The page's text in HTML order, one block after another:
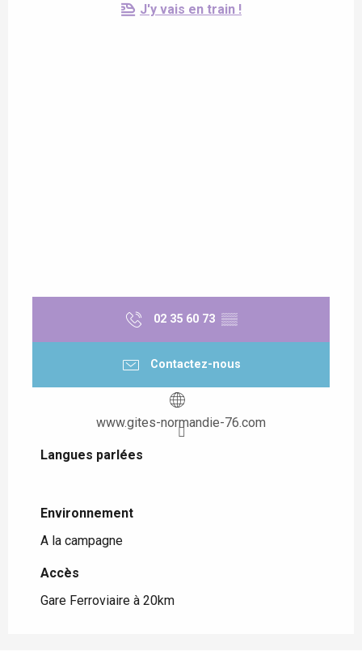
J'y vais en train !
02 35 60 73 ▒▒
Contactez-nous
www.gites-normandie-76.com
Langues parlées
Langues parlées
Environnement
Environnement
A la campagne
Accès
Accès
Gare Ferroviaire à 20km